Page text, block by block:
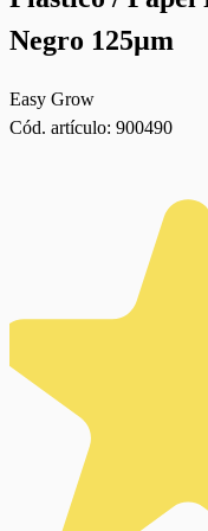
Negro 125µm
Easy Grow
Cód. artículo: 900490